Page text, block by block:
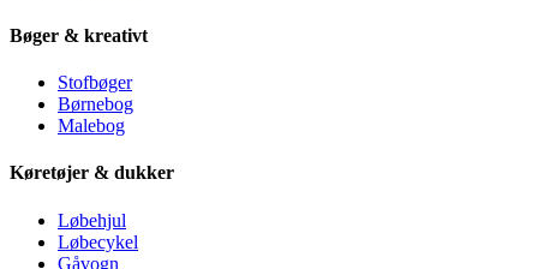
Bøger & kreativt
Stofbøger
Børnebog
Malebog
Køretøjer & dukker
Løbehjul
Løbecykel
Gåvogn